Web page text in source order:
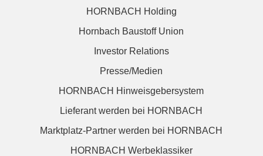
HORNBACH Holding
Hornbach Baustoff Union
Investor Relations
Presse/Medien
HORNBACH Hinweisgebersystem
Lieferant werden bei HORNBACH
Marktplatz-Partner werden bei HORNBACH
HORNBACH Werbeklassiker